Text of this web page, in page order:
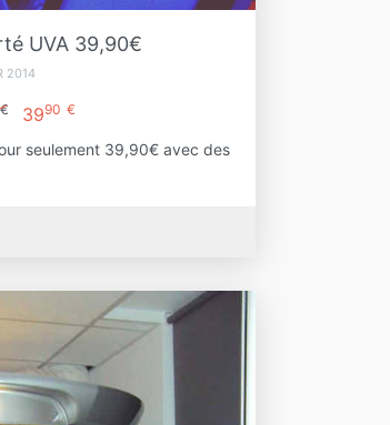
UVA 39,90€
2014
€ 3990 €
seulement 39,90€ avec des